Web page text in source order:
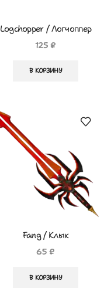
Logchopper / Логчоппер
125₽
В КОРЗИНУ
Fang / Клык
65₽
В КОРЗИНУ